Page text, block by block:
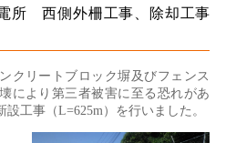
所 西側外柵工事、除却工事
クリートブロック塀及びフェンス
により第三者被害に至る恐れがあ
工事（L=625m）を行いました。